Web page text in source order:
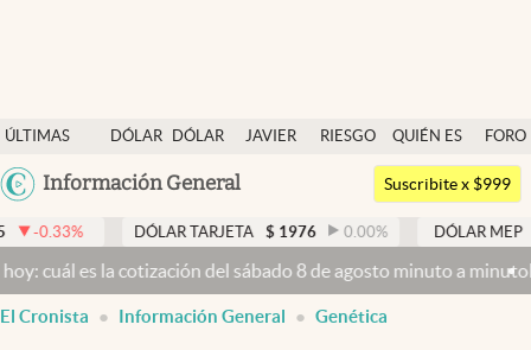
ÚLTIMAS
NOTICIAS
DÓLAR
DÓLAR
JAVIER
RIESGO
QUIÉN ES
QUIÉN
FORO
Argentina
México
Información General
Dólar
Members
Economía y Política
Finanzas y Mercados
Mercados Online
Suscribite x $999
DÓLAR TARJETA $ 1976 0.00% DÓLAR MEP $ 1526,03
cotización del sábado 8 de agosto minuto a minutoDólar hoy y
El Cronista Información General Genética